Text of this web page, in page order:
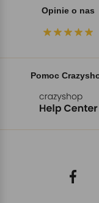
Opinie o nas
Pomoc